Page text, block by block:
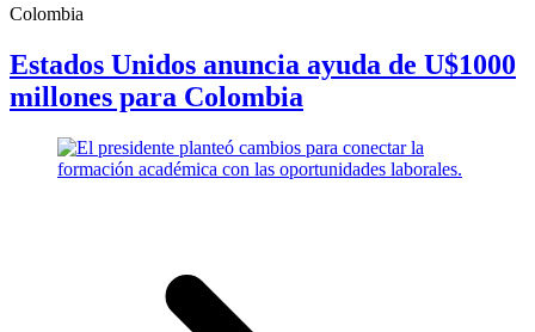
Colombia
Estados Unidos anuncia ayuda de U$1000
millones para Colombia